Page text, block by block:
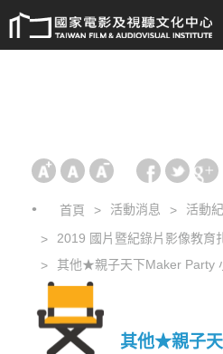
首頁 活動消息
活動
2019 國片暨紀錄片影像教育
其他★親子天下Maker Party
其他★親子